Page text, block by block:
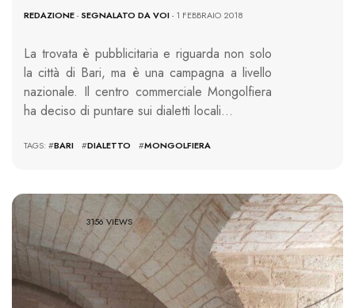
REDAZIONE-SEGNALATO DA VOI- 1 FEBBRAIO 2018
La trovata è pubblicitaria e riguarda non solo
la città di Bari, ma è una campagna a livello
nazionale. Il centro commerciale Mongolfiera
ha deciso di puntare sui dialetti locali…
TAGS: #BARI #DIALETTO #MONGOLFIERA
3156 VIEWS